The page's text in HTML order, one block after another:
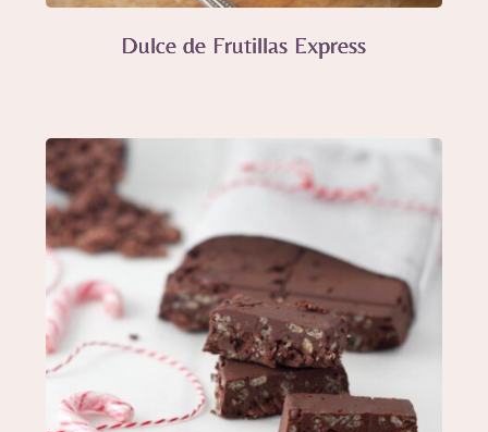
Dulce de Frutillas Express